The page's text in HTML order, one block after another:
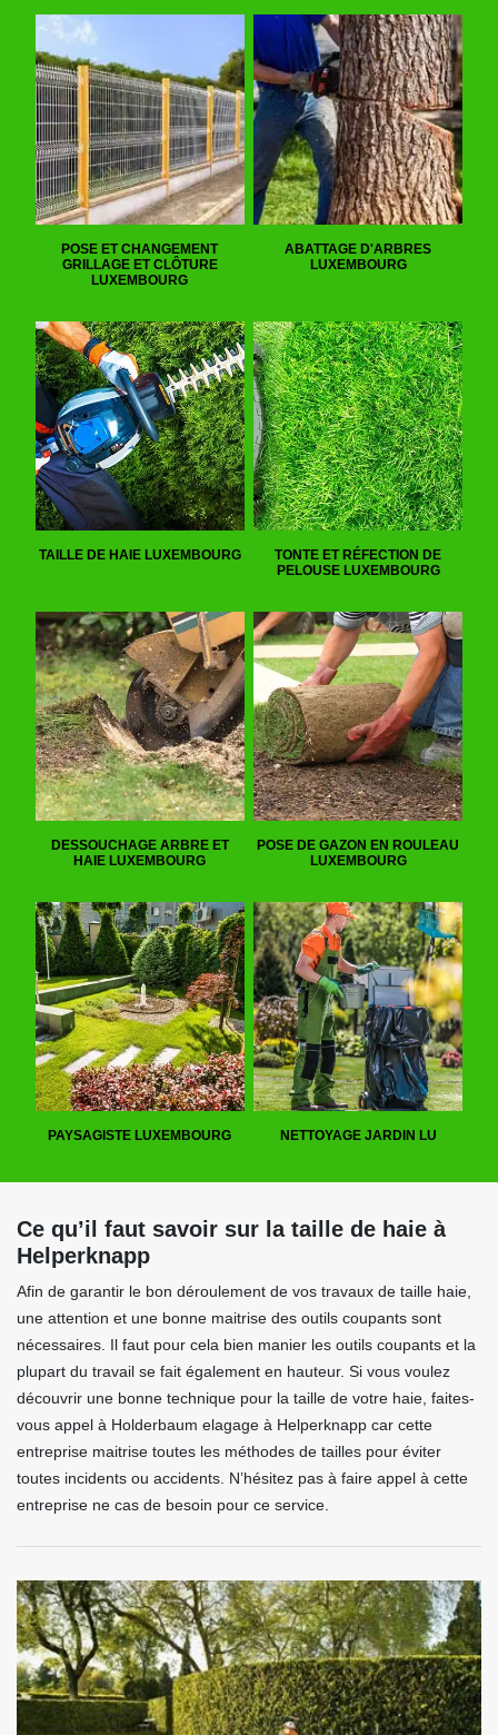
POSE ET CHANGEMENT
GRILLAGE ET CLÔTURE
LUXEMBOURG
ABATTAGE D'ARBRES
LUXEMBOURG
TAILLE DE HAIE LUXEMBOURG
TONTE ET RÉFECTION DE
PELOUSE LUXEMBOURG
DESSOUCHAGE ARBRE ET
HAIE LUXEMBOURG
POSE DE GAZON EN ROULEAU
LUXEMBOURG
PAYSAGISTE LUXEMBOURG NETTOYAGE JARDIN LU
Ce qu’il faut savoir sur la taille de haie à
Helperknapp
Afin de garantir le bon déroulement de vos travaux de taille haie,
une attention et une bonne maitrise des outils coupants sont
nécessaires. Il faut pour cela bien manier les outils coupants et la
plupart du travail se fait également en hauteur. Si vous voulez
découvrir une bonne technique pour la taille de votre haie, faites-
vous appel à Holderbaum elagage à Helperknapp car cette
entreprise maitrise toutes les méthodes de tailles pour éviter
toutes incidents ou accidents. N’hésitez pas à faire appel à cette
entreprise ne cas de besoin pour ce service.